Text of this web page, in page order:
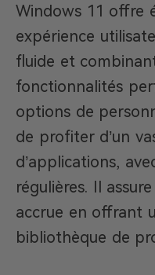
Windows 11 offre
expérience
fluide et
fonctionnalités
options de
de profiter d’un
d’applications,
régulières. Il
accrue en offrant
bibliothèque de